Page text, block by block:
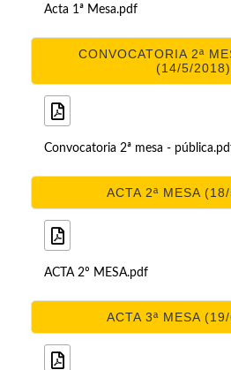
Acta 1ª Mesa.pdf
CONVOCATORIA 2ª
(14/5/2018)
Convocatoria 2ª mesa -
ACTA 2ª MESA
ACTA 2º MESA.pdf
ACTA 3ª MESA